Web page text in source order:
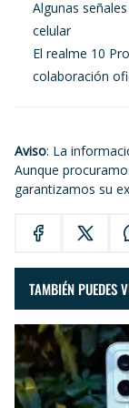
Algunas
celular
El realme 10
colaboración
Aviso: La
Aunque
garantizamos su
TAMBIÉN PUEDES